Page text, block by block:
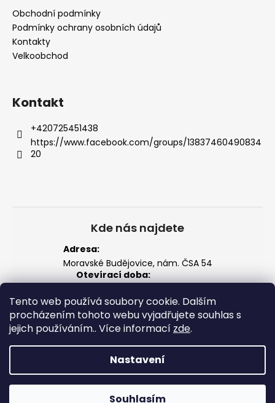
Tento web používá soubory cookie. Dalším
procházením tohoto webu vyjadřujete souhlas s
jejich používáním.. Více informací zde.
Nastavení
Souhlasím
Obchodní podmínky
Podmínky ochrany osobních údajů
Kontakty
Velkoobchod
Kontakt
+420725451438
https://www.facebook.com/groups/13837460490834
20
Kde nás najdete
Adresa:
Moravské Budějovice, nám. ČSA 54
Otevírací doba:
So: 8:00 – 12:00
Zobrazit na mapě
CarpCZ. Všechna práva vyhrazena.